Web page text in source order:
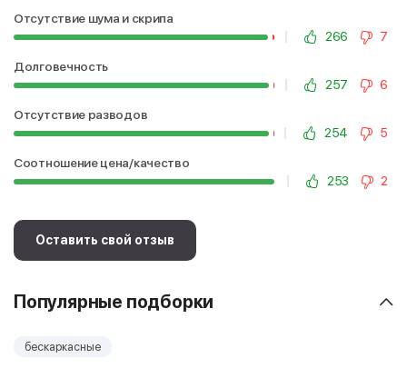
Отсутствие шума и скрипа
266
7
Долговечность
257
6
Отсутствие разводов
254
5
Соотношение цена/качество
253
2
Оставить свой отзыв
Популярные подборки
бескаркасные